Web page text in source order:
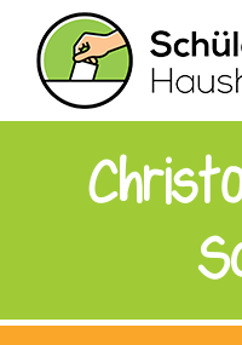
Inhalt
springen